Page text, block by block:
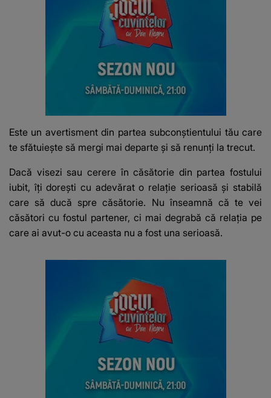
Este un avertisment din partea subconștientului tău care
te sfătuiește să mergi mai departe și să renunți la trecut.
Dacă visezi sau cerere în căsătorie din partea fostului
iubit, îți dorești cu adevărat o relație serioasă și stabilă
care să ducă spre căsătorie. Nu înseamnă că te vei
căsători cu fostul partener, ci mai degrabă că relația pe
care ai avut-o cu aceasta nu a fost una serioasă.